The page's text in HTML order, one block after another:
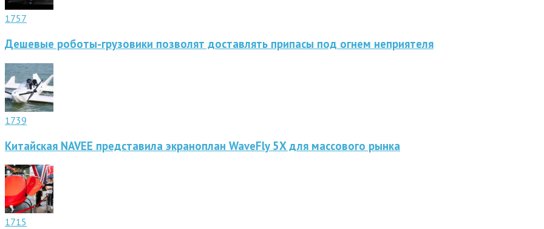
1757
Дешевые роботы-грузовики позволят доставлять припасы под огнем неприятеля
1739
Китайская NAVEE представила экраноплан WaveFly 5X для массового рынка
1715